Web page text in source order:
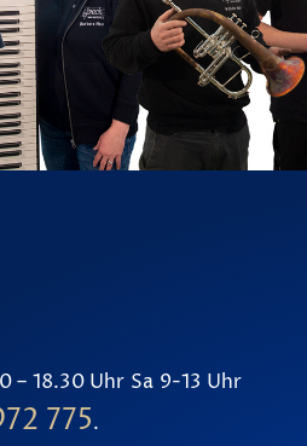
– 18.30 Uhr Sa 9-13 Uhr
775.